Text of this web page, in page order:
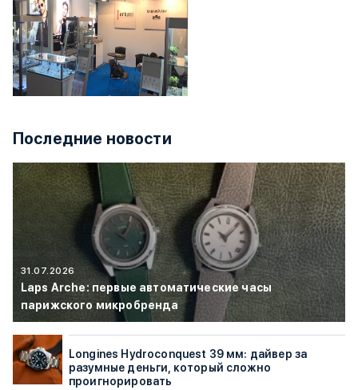
Последние новости
31.07.2026
Laps Arche: первые автоматические часы
парижского микробренда
Longines Hydroconquest 39 мм: дайвер за
разумные деньги, который сложно
проигнорировать